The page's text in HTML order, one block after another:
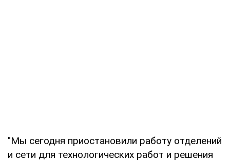
"Мы сегодня приостановили работу отделений
и сети для технологических работ и решения